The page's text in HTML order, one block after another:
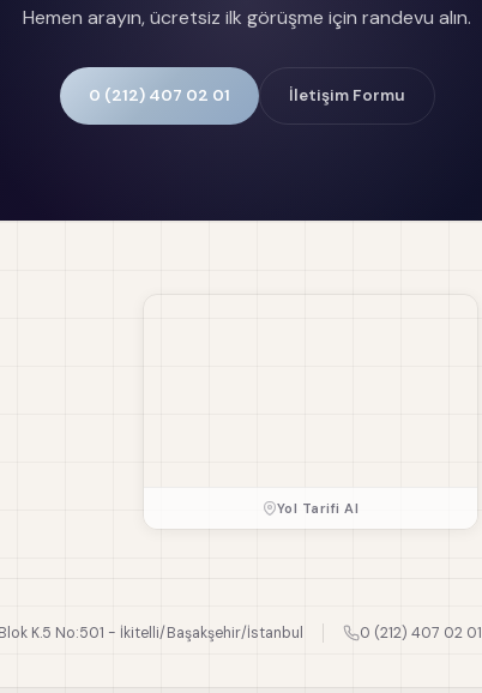
Hemen arayın, ücretsiz ilk görüşme için randevu alın.
0 (212) 407 02 01 İletişim Formu
Yol Tarifi Al
K.5 No:501 - İkitelli/Başakşehir/İstanbul 0 (212) 407 02 01